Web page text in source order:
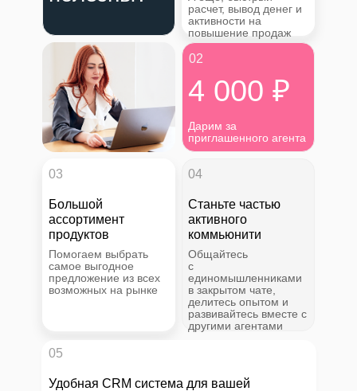
расчет, вывод денег и
активности на
повышение продаж
4 000 ₽
Дарим за
приглашенного агента
03
02
Большой
ассортимент
продуктов
Помогаем выбрать
самое выгодное
предложение из всех
возможных на рынке
04
Станьте частью
активного
коммьюнити
Общайтесь
с
единомышленниками
в закрытом чате,
делитесь опытом и
развивайтесь вместе с
другими агентами
05
Удобная CRM система для вашей